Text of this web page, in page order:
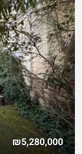
₪5,280,000